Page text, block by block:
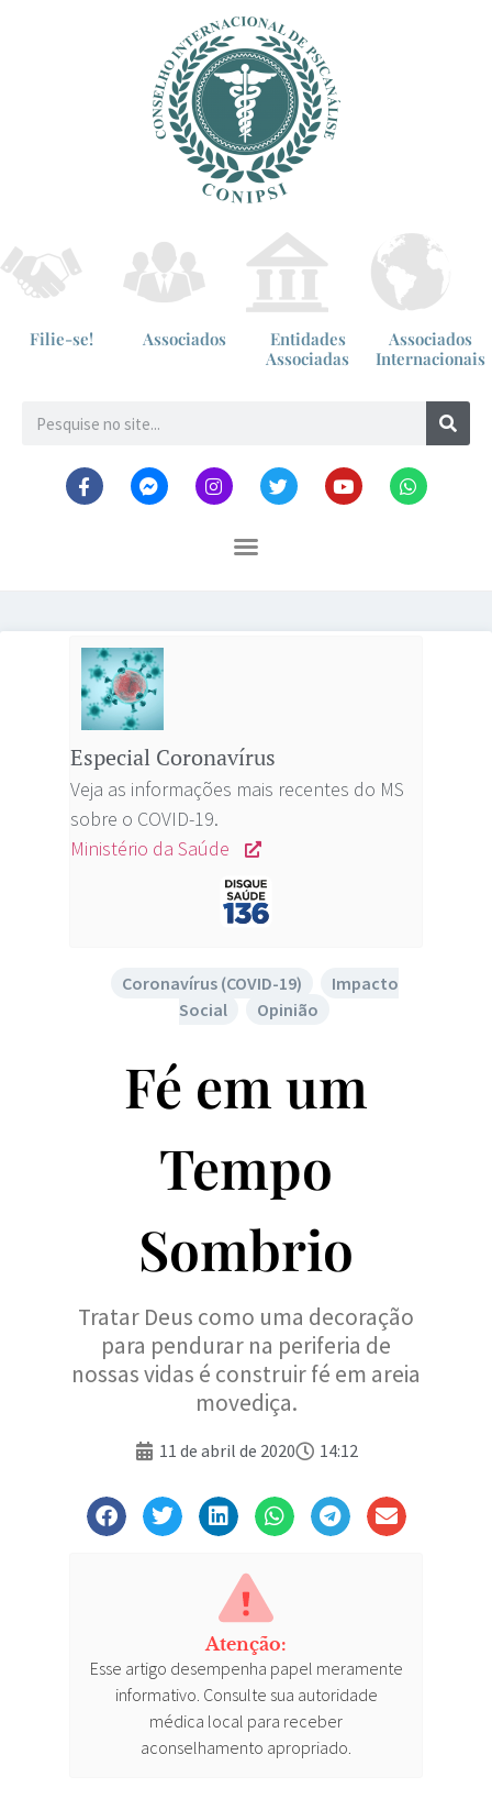
Filie-se! Associados
Entidades
Associadas
Associados
Internacionais
Especial Coronavírus
Veja as informações mais recentes do MS
sobre o COVID-19.
Ministério da Saúde
Coronavírus (COVID-19)
Impacto
Social
Opinião
Fé em um
Tempo
Sombrio
Tratar Deus como uma decoração
para pendurar na periferia de
nossas vidas é construir fé em areia
movediça.
11 de abril de 2020 14:12
Atenção:
Esse artigo desempenha papel meramente
informativo. Consulte sua autoridade
médica local para receber
aconselhamento apropriado.